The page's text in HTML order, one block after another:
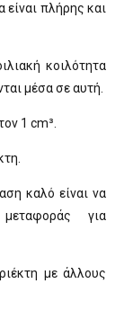
είναι πλήρης και
κοιλότητα
μέσα σε αυτή.
1 cm³.
καλό είναι να
για
με άλλους